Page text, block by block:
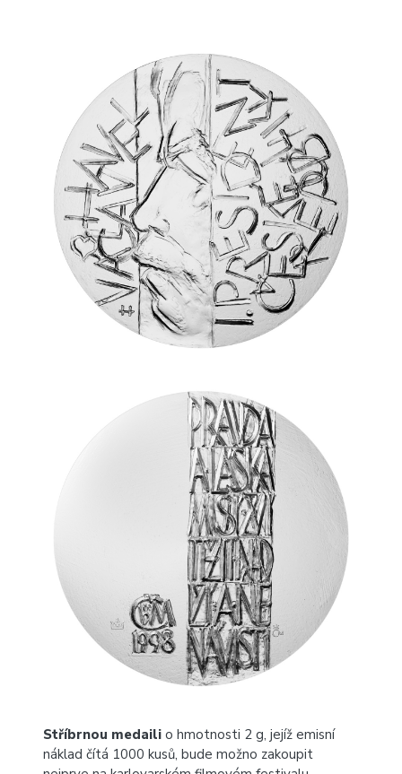
Stříbrnou medaili o hmotnosti 2 g, jejíž emisní
náklad čítá 1000 kusů, bude možno zakoupit